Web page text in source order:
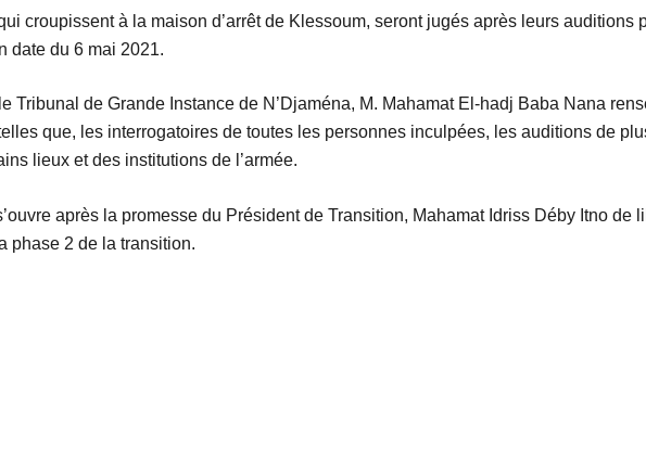
croupissent à la maison d’arrêt de Klessoum, seront jugés après leurs
date du 6 mai 2021.
Tribunal de Grande Instance de N’Djaména, M. Mahamat El-hadj Baba Nana
que, les interrogatoires de toutes les personnes inculpées, les auditions de
lieux et des institutions de l’armée.
après la promesse du Président de Transition, Mahamat Idriss Déby Itno
phase 2 de la transition.